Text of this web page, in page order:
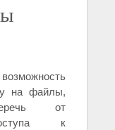
на файлы,
от
к